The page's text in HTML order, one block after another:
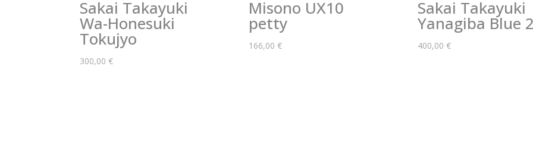
Sakai Takayuki
Wa-Honesuki
Tokujyo
300,00 €
Misono UX10
petty
166,00 €
Sakai Takayuki
Yanagiba Blue
400,00 €